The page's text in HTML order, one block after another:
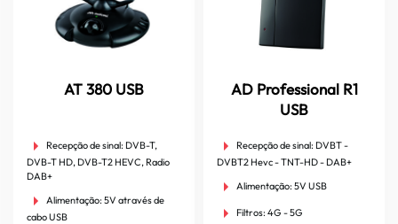
AT 380 USB
Recepção de sinal: DVB-T,
DVB-T HD, DVB-T2 HEVC, Radio
DAB+
Alimentação: 5V através de
cabo USB
AD Professional R1
USB
Recepção de sinal: DVBT -
DVBT2 Hevc - TNT-HD - DAB+
Alimentação: 5V USB
Filtros: 4G - 5G